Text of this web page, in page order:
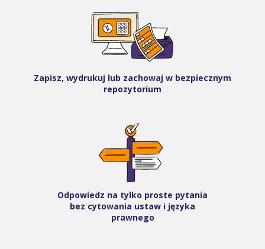
Zapisz, wydrukuj lub zachowaj w bezpiecznym
repozytorium
Odpowiedz na tylko proste pytania
bez cytowania ustaw i języka
prawnego